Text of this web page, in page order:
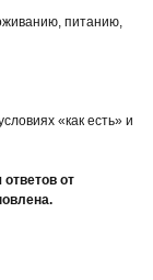
питанию,
«как есть» и
от